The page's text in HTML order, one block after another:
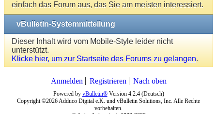
einfach das Forum aus, das Sie am meisten interessiert.
vBulletin-Systemmitteilung
Dieser Inhalt wird vom Mobile-Style leider nicht
unterstützt.
Klicke hier, um zur Startseite des Forums zu gelangen.
Anmelden Registrieren Nach oben
Powered by vBulletin®Version 4.2.4 (Deutsch)
Copyright ©2026 Adduco Digital e.K. und vBulletin Solutions, Inc. Alle Rechte
vorbehalten.